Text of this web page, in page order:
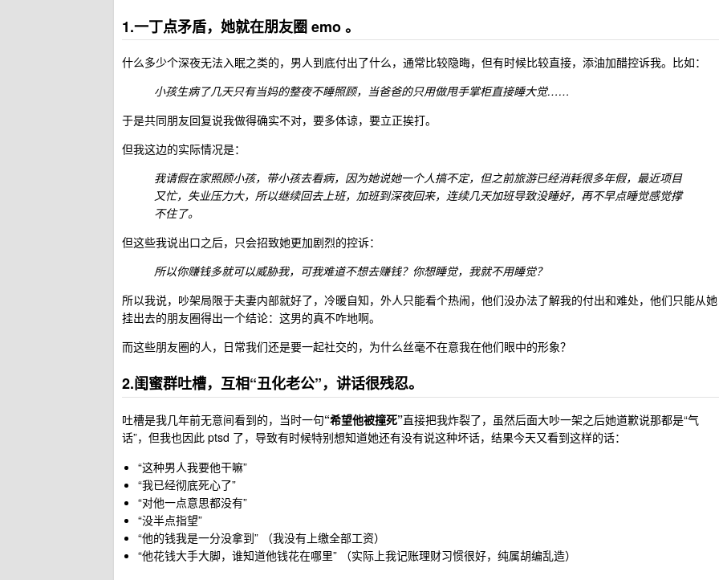
1.一丁点矛盾，她就在朋友圈 emo 。
什么多少个深夜无法入眠之类的，男人到底付出了什么，通常比较隐晦，但有时候比较直接，添油加醋控诉我。比如：
小孩生病了几天只有当妈的整夜不睡照顾，当爸爸的只用做甩手掌柜直接睡大觉……
于是共同朋友回复说我做得确实不对，要多体谅，要立正挨打。
但我这边的实际情况是：
我请假在家照顾小孩，带小孩去看病，因为她说她一个人搞不定，但之前旅游已经消耗很多年假，最近项目
又忙，失业压力大，所以继续回去上班，加班到深夜回来，连续几天加班导致没睡好，再不早点睡觉感觉撑
不住了。
但这些我说出口之后，只会招致她更加剧烈的控诉：
所以你赚钱多就可以威胁我，可我难道不想去赚钱？你想睡觉，我就不用睡觉？
所以我说，吵架局限于夫妻内部就好了，冷暖自知，外人只能看个热闹，他们没办法了解我的付出和难处，他们只能从她
挂出去的朋友圈得出一个结论：这男的真不咋地啊。
而这些朋友圈的人，日常我们还是要一起社交的，为什么丝毫不在意我在他们眼中的形象？
2.闺蜜群吐槽，互相“丑化老公”，讲话很残忍。
吐槽是我几年前无意间看到的，当时一句“希望他被撞死”直接把我炸裂了，虽然后面大吵一架之后她道歉说那都是“气
话”，但我也因此 ptsd 了，导致有时候特别想知道她还有没有说这种坏话，结果今天又看到这样的话：
“这种男人我要他干嘛”
“我已经彻底死心了”
“对他一点意思都没有”
“没半点指望”
“他的钱我是一分没拿到” （我没有上缴全部工资）
“他花钱大手大脚，谁知道他钱花在哪里” （实际上我记账理财习惯很好，纯属胡编乱造）